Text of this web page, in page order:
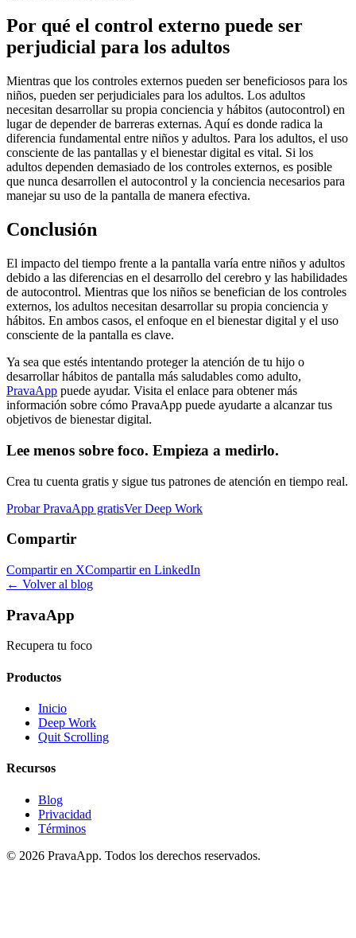
Por qué el control externo puede ser
perjudicial para los adultos
Mientras que los controles externos pueden ser beneficiosos para los
niños, pueden ser perjudiciales para los adultos. Los adultos
necesitan desarrollar su propia conciencia y hábitos (autocontrol) en
lugar de depender de barreras externas. Aquí es donde radica la
diferencia fundamental entre niños y adultos. Para los adultos, el uso
consciente de las pantallas y el bienestar digital es vital. Si los
adultos dependen demasiado de los controles externos, es posible
que nunca desarrollen el autocontrol y la conciencia necesarios para
manejar su uso de la pantalla de manera efectiva.
Conclusión
El impacto del tiempo frente a la pantalla varía entre niños y adultos
debido a las diferencias en el desarrollo del cerebro y las habilidades
de autocontrol. Mientras que los niños se benefician de los controles
externos, los adultos necesitan desarrollar su propia conciencia y
hábitos. En ambos casos, el enfoque en el bienestar digital y el uso
consciente de la pantalla es clave.
Ya sea que estés intentando proteger la atención de tu hijo o
desarrollar hábitos de pantalla más saludables como adulto,
PravaApp puede ayudar. Visita el enlace para obtener más
información sobre cómo PravaApp puede ayudarte a alcanzar tus
objetivos de bienestar digital.
Lee menos sobre foco. Empieza a medirlo.
Crea tu cuenta gratis y sigue tus patrones de atención en tiempo real.
Probar PravaApp gratisVer Deep Work
Compartir
Compartir en XCompartir en LinkedIn
← Volver al blog
PravaApp
Recupera tu foco
Productos
Inicio
Deep Work
Quit Scrolling
Recursos
Blog
Privacidad
Términos
© 2026 PravaApp. Todos los derechos reservados.